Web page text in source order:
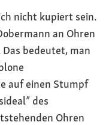
nicht kupiert sein.
an Ohren
bedeutet, man
auf einen Stumpf
des
Ohren